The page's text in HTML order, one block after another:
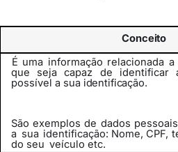
Conceito
É uma informação relacionada
que seja capaz de identificar
possível a sua identificação.
São exemplos de dados
a sua identificação: Nome, CPF,
do seu veículo etc.